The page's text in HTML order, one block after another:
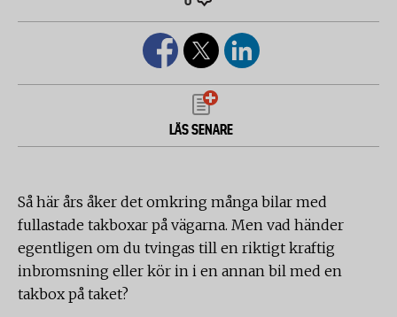
LÄS SENARE
Så här års åker det omkring många bilar med
fullastade takboxar på vägarna. Men vad händer
egentligen om du tvingas till en riktigt kraftig
inbromsning eller kör in i en annan bil med en
takbox på taket?